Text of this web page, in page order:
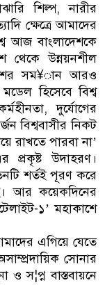
শিল্প, নারীর
ক্ষেত্রে আমাদের
আজ বাংলাদেশকে
থেকে উন্নয়নশীল
সম¥ান আরও
হিসেবে বিশ্ব
দুর্যোগের
বিশ্ববাসীর নিকট
রাখতে পারবা না’
প্রকৃষ্ট উদাহরণ।
শর্তই পূরণ করে
আর কয়েকদিনের
১’ মহাকাশে
এগিয়ে যেতে
সোনার
ও স¦প্ন বাস্তবায়নে